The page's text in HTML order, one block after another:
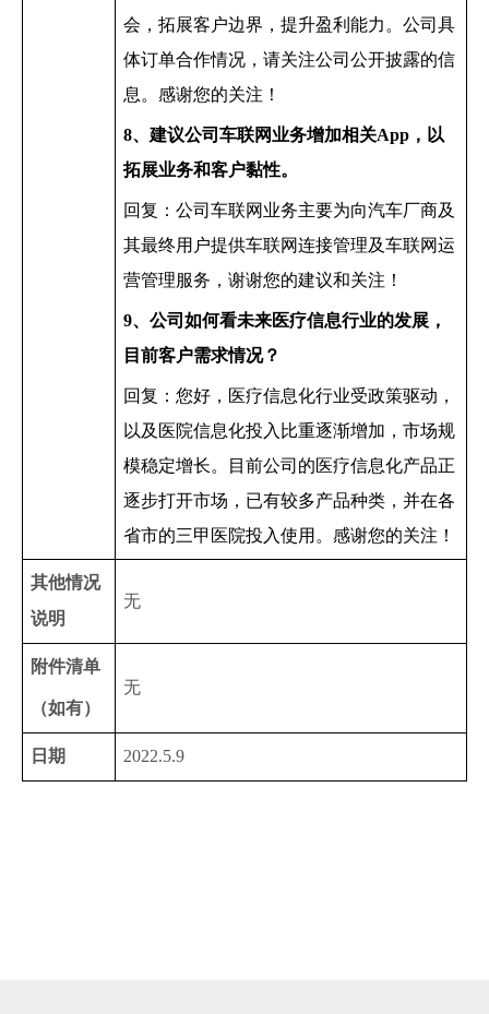
会，拓展客户边界，提升盈利能力。公司具
体订单合作情况，请关注公司公开披露的信
息。感谢您的关注！
8、建议公司车联网业务增加相关App ，以
拓展业务和客户黏性。
回复：公司车联网业务主要为向汽车厂商及
其最终用户提供车联网连接管理及车联网运
营管理服务，谢谢您的建议和关注！
9、公司如何看未来医疗信息行业的发展，
目前客户需求情况？
回复：您好，医疗信息化行业受政策驱动，
以及医院信息化投入比重逐渐增加，市场规
模稳定增长。目前公司的医疗信息化产品正
逐步打开市场，已有较多产品种类，并在各
省市的三甲医院投入使用。感谢您的关注！
其他情况
说明
无
附件清单
（如有）
无
日期 2022.5.9